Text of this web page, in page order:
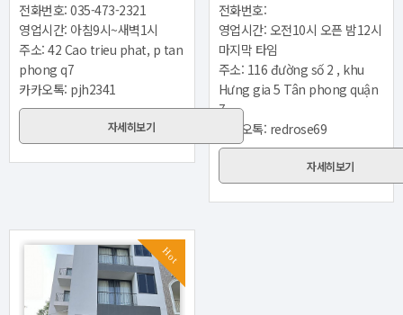
전화번호: 035-473-2321
영업시간: 아침9시~새벽1시
주소: 42 Cao trieu phat, p tan
phong q7
카카오톡: pjh2341
자세히보기
전화번호:
영업시간: 오전10시 오픈 밤12시
마지막 타임
주소: 116 đường số 2 , khu
Hưng gia 5 Tân phong quận
7
카카오톡: redrose69
자세히보기
Hot